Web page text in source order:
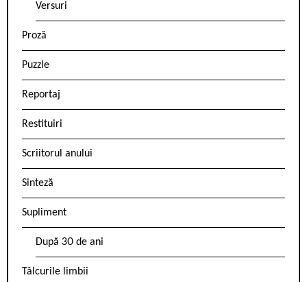
Versuri
Proză
Puzzle
Reportaj
Restituiri
Scriitorul anului
Sinteză
Supliment
După 30 de ani
Tâlcurile limbii